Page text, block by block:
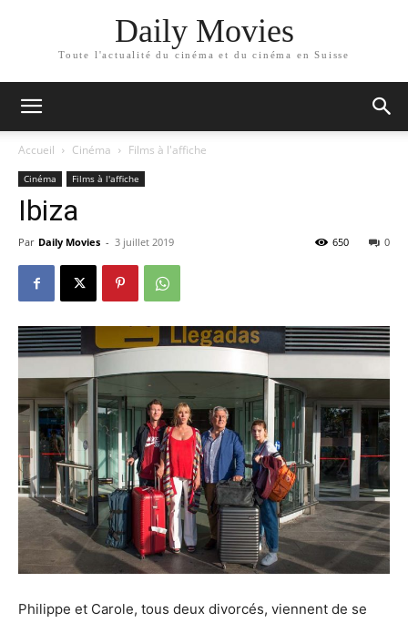
Daily Movies
Toute l'actualité du cinéma et du cinéma en Suisse
Accueil Cinéma Films à l'affiche
Cinéma Films à l'affiche
Ibiza
Par Daily Movies - 3 juillet 2019 0
650
Philippe et Carole, tous deux divorcés, viennent de se